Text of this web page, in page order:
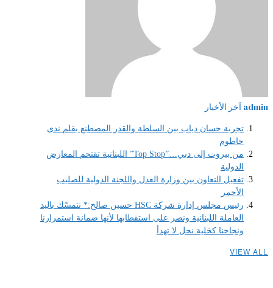
admin اَخر الأخبار
تجربة حسان دياب بين السلطة والقدر المصطنع بقلم ندى
حاطوم
من بيروت إلى دبي…”Top Stop” اللبنانية تقتحم المعارض
الدولية
تفعيل التعاون بين وزارة العدل واللجنة الدولية للصليب
الأحمر
رئيس مجلس إدارة شركة HSC حسين صالح:* نتمسّك باليد
العاملة اللبنانية ونصر على استقطابها لأنها ضمانة استمرارنا
ونجاحنا كخلية نحل لا تهدأ
VIEW ALL